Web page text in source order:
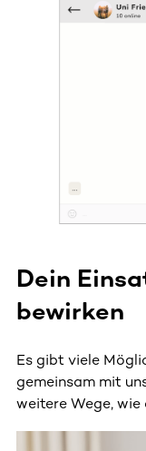
Dieser Bereich
Dein
bewirken
Es gibt viele
gemeinsam mit
weitere Wege, wie
Dieser Bereich